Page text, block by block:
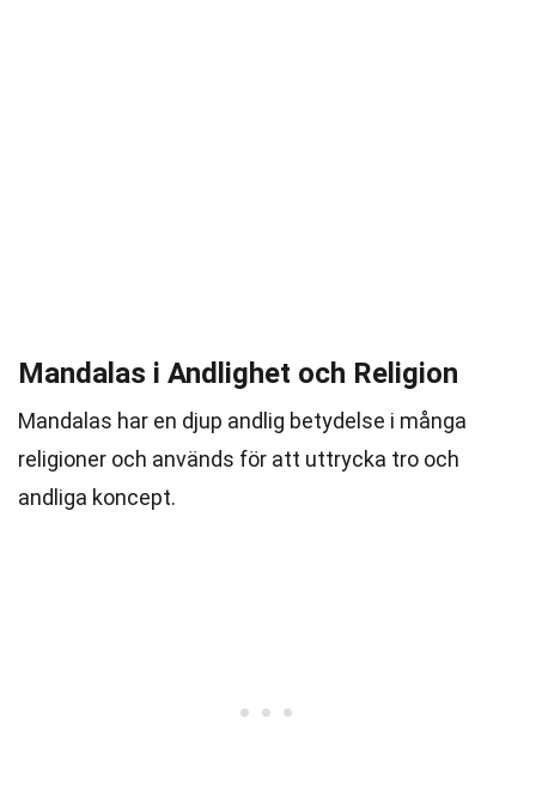
Mandalas i Andlighet och Religion
Mandalas har en djup andlig betydelse i många
religioner och används för att uttrycka tro och
andliga koncept.